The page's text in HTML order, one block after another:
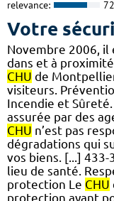
relevance:
Votre
Novembre 2006,
dans et à
CHU de
visiteurs.
Incendie et
assurée par des
CHU n’est pas
dégradations qui
vos biens. [...]
lieu de santé.
protection Le CHU
protection ayant